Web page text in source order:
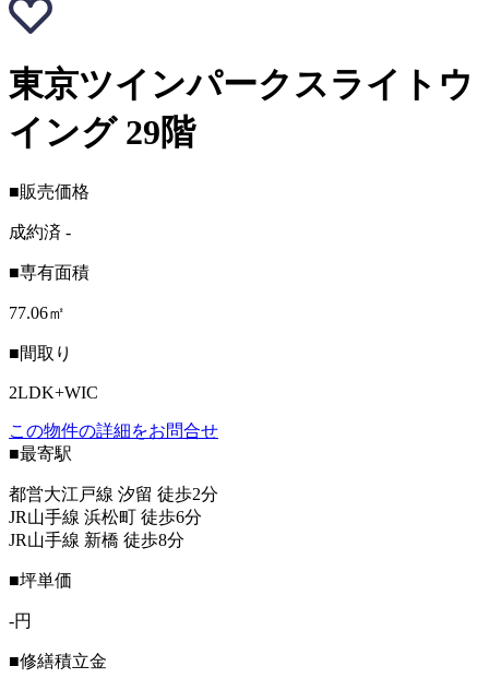
東京ツインパークスライトウ
イング 29階
■販売価格
成約済 -
■専有面積
77.06㎡
■間取り
2LDK+WIC
この物件の詳細をお問合せ
■最寄駅
都営大江戸線 汐留 徒歩2分
JR山手線 浜松町 徒歩6分
JR山手線 新橋 徒歩8分
■坪単価
-円
■修繕積立金